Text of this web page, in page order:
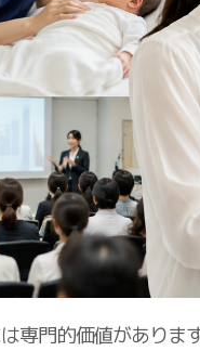
専門的価値がありま